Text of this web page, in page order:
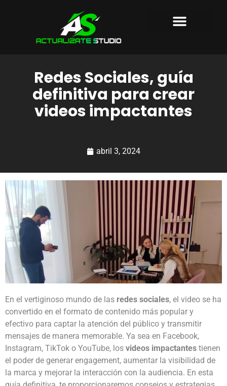
Redes Sociales, guía
definitiva para crear
videos impactantes
abril 3, 2024
En el vertiginoso mundo de las redes sociales, el video se ha
convertido en el formato de contenido más popular y
efectivo para captar la atención del público y transmitir
mensajes de manera memorable. Ya sea en Facebook,
Instagram, TikTok o YouTube, los videos impactantes tienen
el poder de generar engagement, aumentar la visibilidad de
la marca y mejorar la interacción con la audiencia. En esta